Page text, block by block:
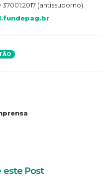
(antissuborno).
este Post